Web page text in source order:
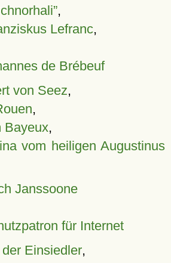
,
Lefranc,
de Brébeuf
von Seez,
,
Bayeux,
vom heiligen Augustinus
Janssoone
für Internet
Einsiedler,